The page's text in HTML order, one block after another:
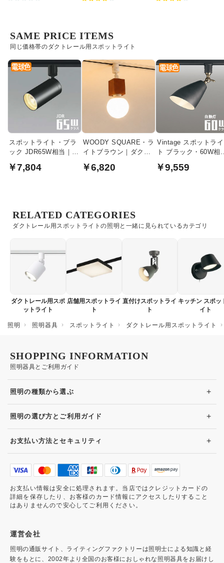
同じ価格帯のダクトレール用スポットライト
SAME PRICE ITEMS
スポットライト・ブラ
ック JDR65W相当｜ダ
￥7,804
WOODY SQUARE・ラ
イトブラウン｜ダクト
￥6,820
Vintage スポットライ
ト ブラック・60W相
￥9,559
ダクトレール用スポットライトの照明と一緒に見られているカテゴリ
RELATED CATEGORIES
ダクトレール用スポ
ットライト
店舗用スポットライ
ト
直付けスポットライ
ト
キッチン スポッ
イト
照明 照明器具 スポットライト ダクトレール用スポットライト
照明器具とご利用ガイド
SHOPPING INFORMATION
照明の種類から選ぶ +
照明の選び方とご利用ガイド +
お支払い方法とセキュリティ +
お支払い情報は安全に処理されます。当店ではクレジットカードの
詳細を保存したり、お客様のカード情報にアクセスしたりすること
はありませんので安心してご利用ください。
運営会社
照明の通販サイト、ライティングファクトリーは照明士による知識と経
験をもとに、2002年より全国のお客様におしゃれな照明器具をお届けし